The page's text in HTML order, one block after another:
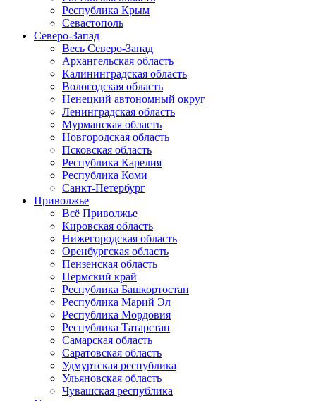
Республика Крым
Севастополь
Северо-Запад
Весь Северо-Запад
Архангельская область
Калининградская область
Вологодская область
Ненецкий автономный округ
Ленинградская область
Мурманская область
Новгородская область
Псковская область
Республика Карелия
Республика Коми
Санкт-Петербург
Приволжье
Всё Приволжье
Кировская область
Нижегородская область
Оренбургская область
Пензенская область
Пермский край
Республика Башкортостан
Республика Марий Эл
Республика Мордовия
Республика Татарстан
Самарская область
Саратовская область
Удмуртская республика
Ульяновская область
Чувашская республика